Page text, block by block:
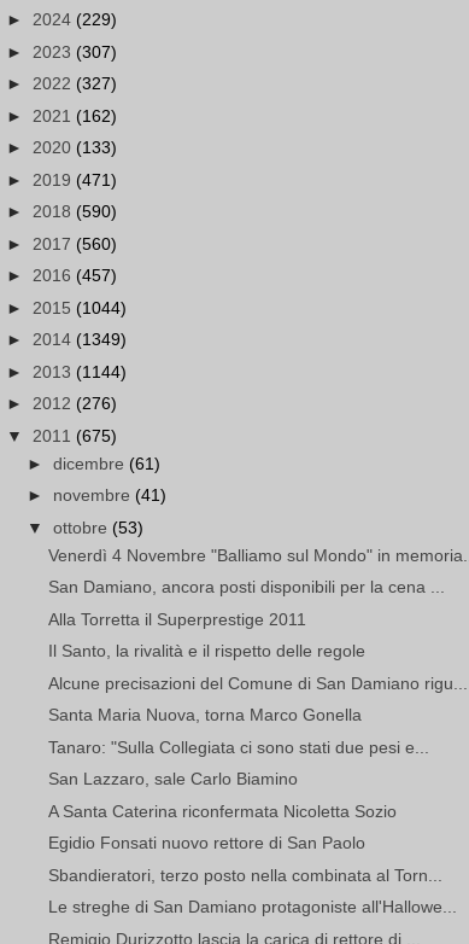
► 2024 (229)
► 2023 (307)
► 2022 (327)
► 2021 (162)
► 2020 (133)
► 2019 (471)
► 2018 (590)
► 2017 (560)
► 2016 (457)
► 2015 (1044)
► 2014 (1349)
► 2013 (1144)
► 2012 (276)
▼ 2011 (675)
► dicembre (61)
► novembre (41)
▼ ottobre (53)
Venerdì 4 Novembre "Balliamo sul Mondo" in memoria...
San Damiano, ancora posti disponibili per la cena ...
Alla Torretta il Superprestige 2011
Il Santo, la rivalità e il rispetto delle regole
Alcune precisazioni del Comune di San Damiano rigu...
Santa Maria Nuova, torna Marco Gonella
Tanaro: "Sulla Collegiata ci sono stati due pesi e...
San Lazzaro, sale Carlo Biamino
A Santa Caterina riconfermata Nicoletta Sozio
Egidio Fonsati nuovo rettore di San Paolo
Sbandieratori, terzo posto nella combinata al Torn...
Le streghe di San Damiano protagoniste all'Hallowe...
Remigio Durizzotto lascia la carica di rettore di ...